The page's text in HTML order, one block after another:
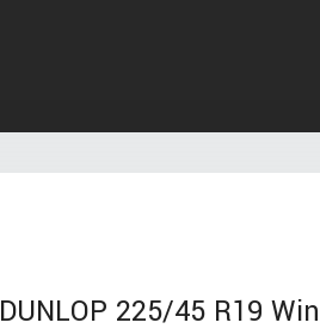
DUNLOP 225/45 R19